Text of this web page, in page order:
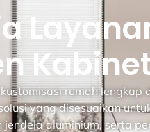
rumah
yang disesuaikan
jendela aluminium, serta